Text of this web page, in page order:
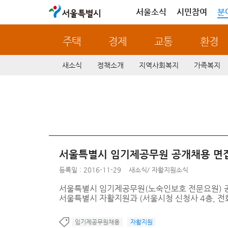
서울특별시 서울소식 시민참여 분
주택 경제 교통 환경
새소식 정책소개 지역사회복지 가족복지
서울특별시 임기제공무원 공개채용
등록일 : 2016-11-29 새소식/ 자활지원소식
서울특별시 임기제공무원(노숙인보호 전문요
서울특별시 자활지원과 (서울시청 신청사 4층,
임기제공무원채용 자활지원